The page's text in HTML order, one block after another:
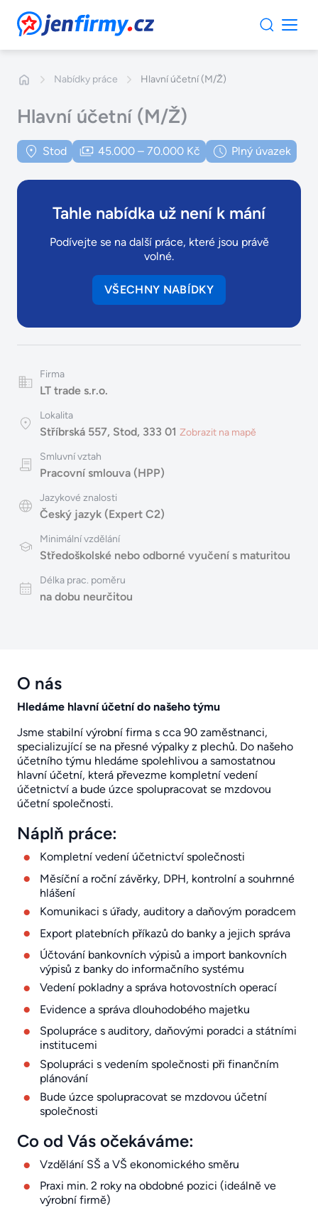
JenFirmy.cz
Nabídky práce Hlavní účetní (M/Ž)
Hlavní účetní (M/Ž)
Stod 45.000 – 70.000 Kč Plný úvazek
Tahle nabídka už není k mání
Podívejte se na další práce, které jsou právě
volné.
VŠECHNY NABÍDKY
Firma
LT trade s.r.o.
Lokalita
Stříbrská 557, Stod, 333 01 Zobrazit na mapě
Smluvní vztah
Pracovní smlouva (HPP)
Jazykové znalosti
Český jazyk (Expert C2)
Minimální vzdělání
Středoškolské nebo odborné vyučení s maturitou
Délka prac. poměru
na dobu neurčitou
O nás
Hledáme hlavní účetní do našeho týmu
Jsme stabilní výrobní firma s cca 90 zaměstnanci,
specializující se na přesné výpalky z plechů. Do našeho
účetního týmu hledáme spolehlivou a samostatnou
hlavní účetní, která převezme kompletní vedení
účetnictví a bude úzce spolupracovat se mzdovou
účetní společnosti.
Náplň práce:
Kompletní vedení účetnictví společnosti
Měsíční a roční závěrky, DPH, kontrolní a souhrnné
hlášení
Komunikaci s úřady, auditory a daňovým poradcem
Export platebních příkazů do banky a jejich správa
Účtování bankovních výpisů a import bankovních
výpisů z banky do informačního systému
Vedení pokladny a správa hotovostních operací
Evidence a správa dlouhodobého majetku
Spolupráce s auditory, daňovými poradci a státními
institucemi
Spolupráci s vedením společnosti při finančním
plánování
Bude úzce spolupracovat se mzdovou účetní
společnosti
Co od Vás očekáváme:
Vzdělání SŠ a VŠ ekonomického směru
Praxi min. 2 roky na obdobné pozici (ideálně ve
výrobní firmě)